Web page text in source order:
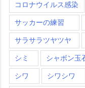
コロナウイルス感染
サッカーの練習
サラサラツヤツヤ
シミ シャボン玉
シワ シワシワ